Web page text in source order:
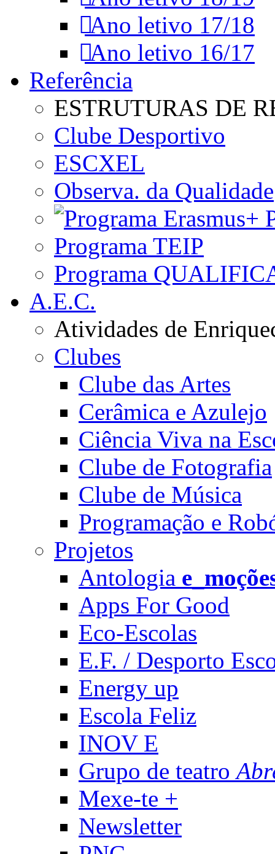
Ano letivo 17/18
Ano letivo 16/17
Referência
ESTRUTURAS DE
Clube Desportivo
ESCXEL
Observa. da Qualidade
Programa TEIP
Programa
A.E.C.
Atividades de
Clubes
Clube das Artes
Cerâmica e Azulejo
Ciência Viva na
Clube de Fotografia
Clube de Música
Programação e
Projetos
Antologia
Apps For Good
Eco-Escolas
E.F. / Desporto
Energy up
Escola Feliz
INOV E
Grupo de teatro
Mexe-te +
Newsletter